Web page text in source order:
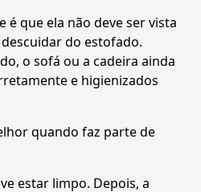
que ela não deve ser vista
do estofado.
o sofá ou a cadeira ainda
e higienizados
quando faz parte de
estar limpo. Depois, a